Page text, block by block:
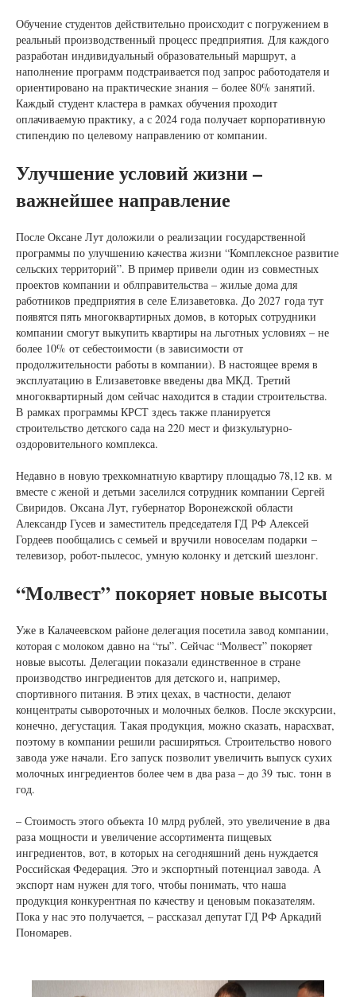
Обучение студентов действительно происходит с погружением в
реальный производственный процесс предприятия. Для каждого
разработан индивидуальный образовательный маршрут, а
наполнение программ подстраивается под запрос работодателя и
ориентировано на практические знания – более 80% занятий.
Каждый студент кластера в рамках обучения проходит
оплачиваемую практику, а с 2024 года получает корпоративную
стипендию по целевому направлению от компании.
Улучшение условий жизни –
важнейшее направление
После Оксане Лут доложили о реализации государственной
программы по улучшению качества жизни “Комплексное развитие
сельских территорий”. В пример привели один из совместных
проектов компании и облправительства – жилые дома для
работников предприятия в селе Елизаветовка. До 2027 года тут
появятся пять многоквартирных домов, в которых сотрудники
компании смогут выкупить квартиры на льготных условиях – не
более 10% от себестоимости (в зависимости от
продолжительности работы в компании). В настоящее время в
эксплуатацию в Елизаветовке введены два МКД. Третий
многоквартирный дом сейчас находится в стадии строительства.
В рамках программы КРСТ здесь также планируется
строительство детского сада на 220 мест и физкультурно-
оздоровительного комплекса.
Недавно в новую трехкомнатную квартиру площадью 78,12 кв. м
вместе с женой и детьми заселился сотрудник компании Сергей
Свиридов. Оксана Лут, губернатор Воронежской области
Александр Гусев и заместитель председателя ГД РФ Алексей
Гордеев пообщались с семьей и вручили новоселам подарки –
телевизор, робот-пылесос, умную колонку и детский шезлонг.
“Молвест” покоряет новые высоты
Уже в Калачеевском районе делегация посетила завод компании,
которая с молоком давно на “ты”. Сейчас “Молвест” покоряет
новые высоты. Делегации показали единственное в стране
производство ингредиентов для детского и, например,
спортивного питания. В этих цехах, в частности, делают
концентраты сывороточных и молочных белков. После экскурсии,
конечно, дегустация. Такая продукция, можно сказать, нарасхват,
поэтому в компании решили расширяться. Строительство нового
завода уже начали. Его запуск позволит увеличить выпуск сухих
молочных ингредиентов более чем в два раза – до 39 тыс. тонн в
год.
– Стоимость этого объекта 10 млрд рублей, это увеличение в два
раза мощности и увеличение ассортимента пищевых
ингредиентов, вот, в которых на сегодняшний день нуждается
Российская Федерация. Это и экспортный потенциал завода. А
экспорт нам нужен для того, чтобы понимать, что наша
продукция конкурентная по качеству и ценовым показателям.
Пока у нас это получается, – рассказал депутат ГД РФ Аркадий
Пономарев.